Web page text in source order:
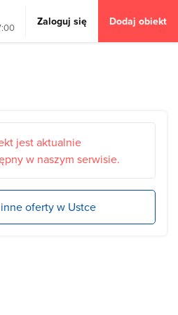
Zaloguj się Dodaj obiekt
jest aktualnie
w naszym serwisie.
oferty w Ustce